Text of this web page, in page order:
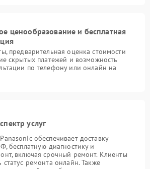
ценообразование и бесплатная
предварительная оценка стоимости
скрытых платежей и возможность
по телефону или онлайн на
услуг
обеспечивает доставку
бесплатную диагностику и
включая срочный ремонт. Клиенты
статус ремонта онлайн. Также